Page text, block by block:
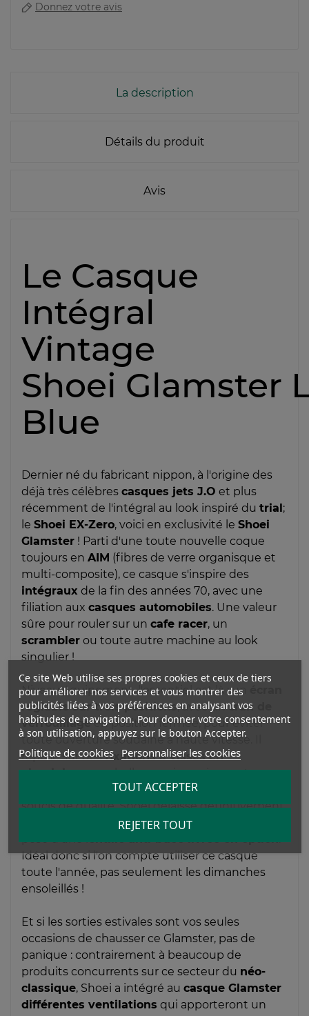
Donnez votre avis
La description
Détails du produit
Avis
Le Casque
Intégral
Vintage
Shoei Glamster
Blue
Dernier né du fabricant nippon, à l'origine des
déjà très célèbres casques jets J.O et plus
récemment de l'intégral au look inspiré du trial;
le Shoei EX-Zero, voici en exclusivité le Shoei
Glamster ! Parti d'une toute nouvelle coque
toujours en AIM (fibres de verre organisque et
multi-composite), ce casque s'inspire des
intégraux de la fin des années 70, avec une
filiation aux casques automobiles. Une valeur
sûre pour rouler sur un cafe racer, un
scrambler ou toute autre machine au look
singulier !
Niveau équipement, l'essentiel est là : un
réglable sur trois positions, avec uncran de
verrouillageen position fermée, pour éviter
toute ouverture soudaine à haute vitesse. Il
repose sur desfixations à visses en
aluminium, une belle surprise qui apporte une
touche vintage à l'ensemble. Toujours par
soucis de qualité, Shoei délaisse définitivement
les traitements chimiques pour privilégier la
pose d'une lentille anti-buée livrée en option.
Idéal donc si l'on compte utiliser ce casque
toute l'année, pas seulement les dimanches
ensoleillés !
Et si les sorties estivales sont vos seules
occasions de chausser ce Glamster, pas de
panique : contrairement à beaucoup de
produits concurrents sur ce secteur du néo-
classique, Shoei a intégré au casque Glamster
différentes ventilations qui apporteront un
Ce site Web utilise ses propres cookies et ceux de tiers
pour améliorer nos services et vous montrer des
publicités liées à vos préférences en analysant vos
habitudes de navigation. Pour donner votre consentement
à son utilisation, appuyez sur le bouton Accepter.
Politique de cookies Personnaliser les cookies
REJETER TOUT
TOUT ACCEPTER